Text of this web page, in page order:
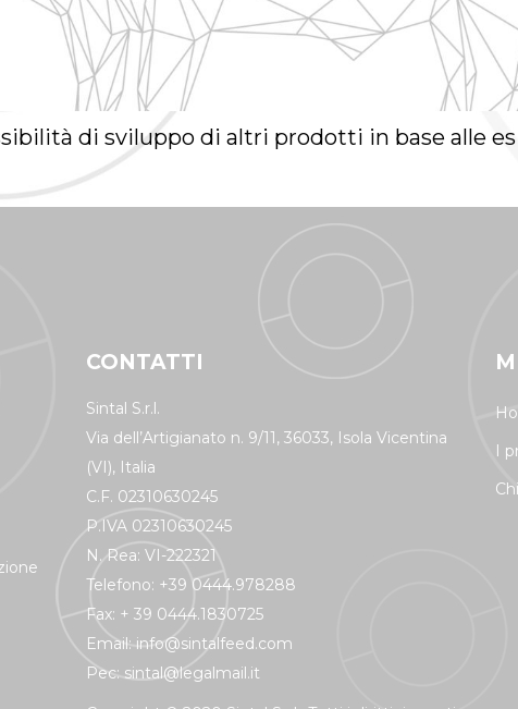
di sviluppo di altri prodotti in base alle
CONTATTI
Sintal S.r.l.
Via dell’Artigianato n. 9/11, 36033, Isola Vicentina
(VI), Italia
C.F. 02310630245
P.IVA 02310630245
N. Rea: VI-222321
Telefono: +39 0444.978288
Fax: + 39 0444.1830725
Email: info@sintalfeed.com
Pec: sintal@legalmail.it
I